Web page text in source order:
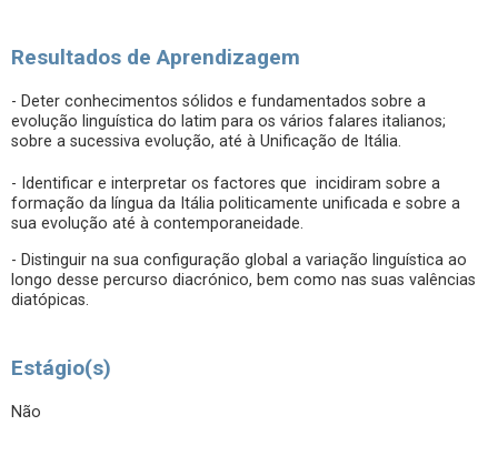
Resultados de Aprendizagem
- Deter conhecimentos sólidos e fundamentados sobre a
evolução linguística do latim para os vários falares italianos;
sobre a sucessiva evolução, até à Unificação de Itália.
- Identificar e interpretar os factores que incidiram sobre a
formação da língua da Itália politicamente unificada e sobre a
sua evolução até à contemporaneidade.
- Distinguir na sua configuração global a variação linguística ao
longo desse percurso diacrónico, bem como nas suas valências
diatópicas.
Estágio(s)
Não